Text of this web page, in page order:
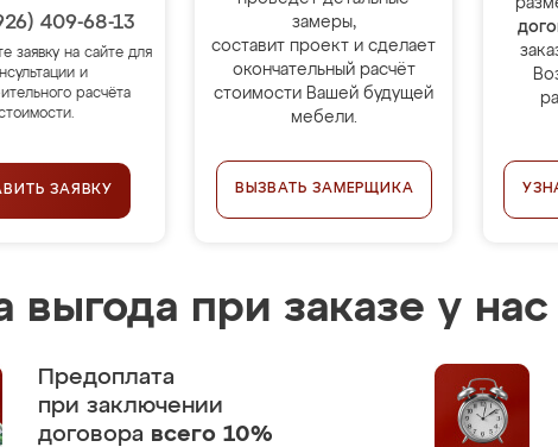
409-68-13
заявку на сайте для
и
расчёта
ЗАЯВКУ
замеры,
составит проект и сделает
окончательный расчёт
стоимости Вашей будущей
мебели.
ВЫЗВАТЬ ЗАМЕРЩИКА
выгода при заказе у нас
Предоплата
при заключении
договора всего 10%